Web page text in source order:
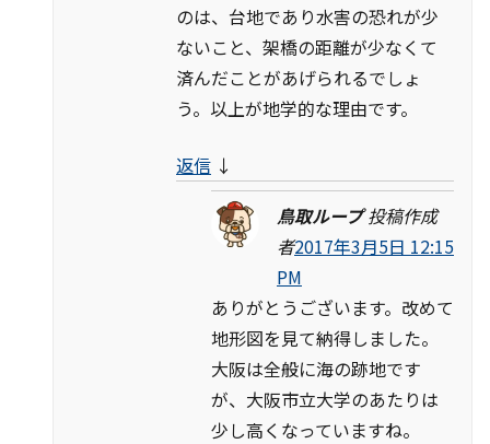
のは、台地であり水害の恐れが少
ないこと、架橋の距離が少なくて
済んだことがあげられるでしょ
う。以上が地学的な理由です。
返信 ↓
鳥取ループ 投稿作成
者2017年3月5日 12:15
PM
ありがとうございます。改めて
地形図を見て納得しました。
大阪は全般に海の跡地です
が、大阪市立大学のあたりは
少し高くなっていますね。